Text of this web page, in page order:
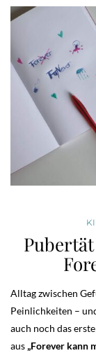
Alltag zwischen
Peinlichkeiten –
auch noch das
aus „Forever kann